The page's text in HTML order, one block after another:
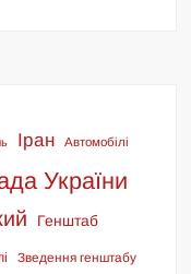
Іран Автомобілі
України
Генштаб
Зведення генштабу